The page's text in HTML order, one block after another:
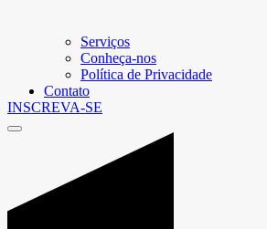
Serviços
Conheça-nos
Política de Privacidade
Contato
INSCREVA-SE